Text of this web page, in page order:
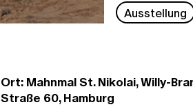
Ausstellung
Ort: Mahnmal St. Nikolai, Willy-
Straße 60, Hamburg